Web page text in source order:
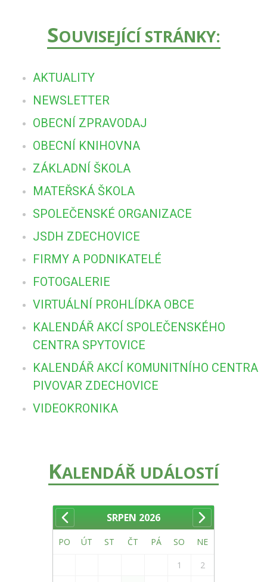
SOUVISEJÍCÍ STRÁNKY:
AKTUALITY
NEWSLETTER
OBECNÍ ZPRAVODAJ
OBECNÍ KNIHOVNA
ZÁKLADNÍ ŠKOLA
MATEŘSKÁ ŠKOLA
SPOLEČENSKÉ ORGANIZACE
JSDH ZDECHOVICE
FIRMY A PODNIKATELÉ
FOTOGALERIE
VIRTUÁLNÍ PROHLÍDKA OBCE
KALENDÁŘ AKCÍ SPOLEČENSKÉHO
CENTRA SPYTOVICE
KALENDÁŘ AKCÍ KOMUNITNÍHO CENTRA
PIVOVAR ZDECHOVICE
VIDEOKRONIKA
KALENDÁŘ UDÁLOSTÍ
SRPEN 2026
PO ÚT ST ČT PÁ SO NE
1
2